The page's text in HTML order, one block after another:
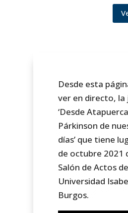
Desde esta
ver en directo, la
‘Desde
Párkinson de
días’ que tiene
de octubre 2021
Salón de Actos
Universidad
Burgos.